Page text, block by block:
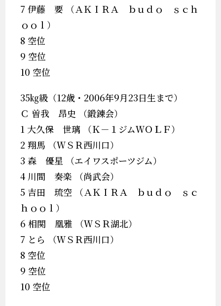
7 伊藤 要 （ＡＫＩＲＡ ｂｕｄｏ ｓｃｈ
ｏｏｌ）
8 空位
9 空位
10 空位
35㎏級（12歳・2006年9月23日生まで）
Ｃ 曽我 昂史 （鍛錬会）
1 大久保 世璃 （Ｋ－１ジムＷＯＬＦ）
2 翔馬 （ＷＳＲ西川口）
3 森 優星 （エイワスポーツジム）
4 川間 奏楽 （尚武会）
5 吉田 琉空 （ＡＫＩＲＡ ｂｕｄｏ ｓｃ
ｈｏｏｌ）
6 相関 凰雅 （ＷＳＲ湖北）
7 とら （ＷＳＲ西川口）
8 空位
9 空位
10 空位